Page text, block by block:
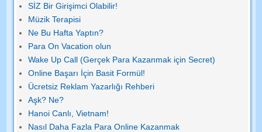
SİZ Bir Girişimci Olabilir!
Müzik Terapisi
Ne Bu Hafta Yaptın?
Para On Vacation olun
Wake Up Call (Gerçek Para Kazanmak için Secret)
Online Başarı İçin Basit Formül!
Ücretsiz Reklam Yazarlığı Rehberi
Aşk? Ne?
Hanoi Canlı, Vietnam!
Nasıl Daha Fazla Para Online Kazanmak